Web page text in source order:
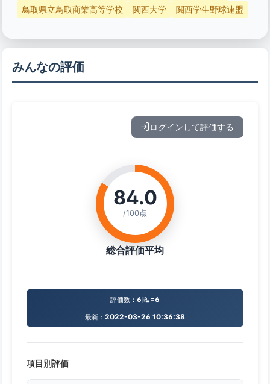
鳥取県立鳥取商業高等学校
関西大学 関西学生野球連盟
みんなの評価
ログインして評価する
84.0
/100点
総合評価平均
評価数： 6📝=6
最新： 2022-03-26 10:36:38
項目別評価